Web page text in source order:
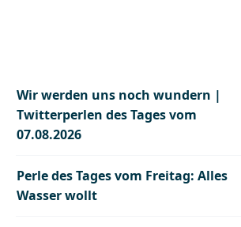
Wir werden uns noch wundern |
Twitterperlen des Tages vom
07.08.2026
Perle des Tages vom Freitag: Alles
Wasser wollt